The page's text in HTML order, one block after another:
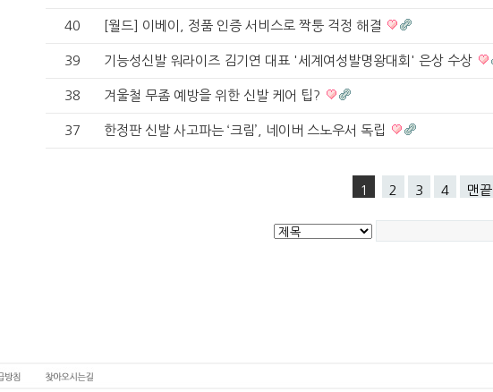
40 [월드] 이베이, 정품 인증 서비스로 짝퉁 걱정 해결
39 기능성신발 워라이즈 김기연 대표 '세계여성발명왕대회' 은상 수상
38 겨울철 무좀 예방을 위한 신발 케어 팁?
37 한정판 신발 사고파는 ‘크림’, 네이버 스노우서 독립
1 2 3 4 맨끝